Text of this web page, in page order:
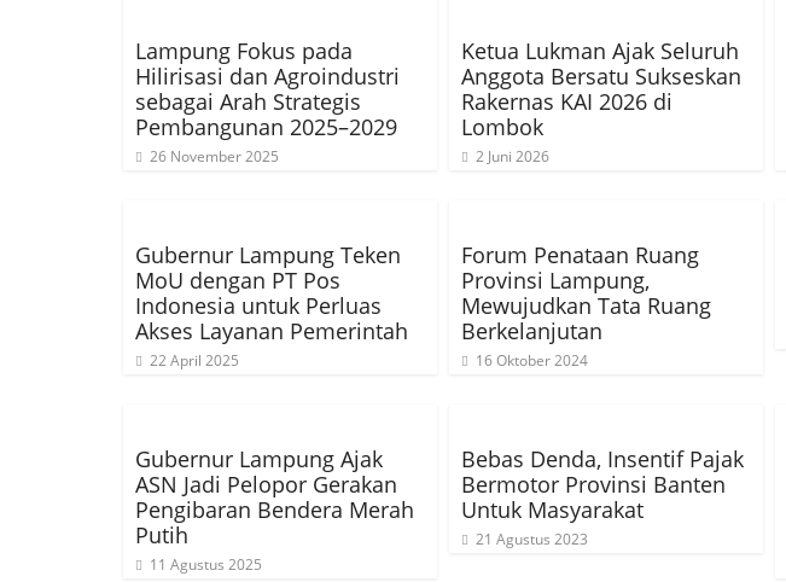
Lampung Fokus pada
Hilirisasi dan Agroindustri
sebagai Arah Strategis
Pembangunan 2025–2029
26 November 2025
Ketua Lukman Ajak Seluruh
Anggota Bersatu Sukseskan
Rakernas KAI 2026 di
Lombok
2 Juni 2026
Gubernur Lampung Teken
MoU dengan PT Pos
Indonesia untuk Perluas
Akses Layanan Pemerintah
22 April 2025
Forum Penataan Ruang
Provinsi Lampung,
Mewujudkan Tata Ruang
Berkelanjutan
16 Oktober 2024
Gubernur Lampung Ajak
ASN Jadi Pelopor Gerakan
Pengibaran Bendera Merah
Putih
11 Agustus 2025
Bebas Denda, Insentif Pajak
Bermotor Provinsi Banten
Untuk Masyarakat
21 Agustus 2023